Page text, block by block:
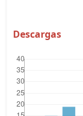
Descargas